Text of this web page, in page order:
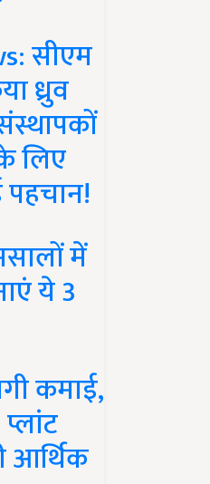
सीएम
ध्रुव
लिए
पहचान!
में
ये 3
कमाई,
आर्थिक